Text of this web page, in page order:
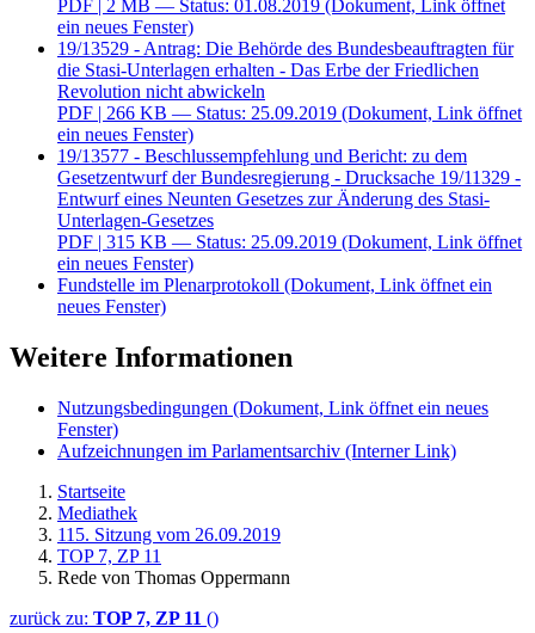
PDF | 2 MB — Status: 01.08.2019 (Dokument, Link öffnet
ein neues Fenster)
19/13529 - Antrag: Die Behörde des Bundesbeauftragten für
die Stasi-Unterlagen erhalten - Das Erbe der Friedlichen
Revolution nicht abwickeln
PDF | 266 KB — Status: 25.09.2019 (Dokument, Link öffnet
ein neues Fenster)
19/13577 - Beschlussempfehlung und Bericht: zu dem
Gesetzentwurf der Bundesregierung - Drucksache 19/11329 -
Entwurf eines Neunten Gesetzes zur Änderung des Stasi-
Unterlagen-Gesetzes
PDF | 315 KB — Status: 25.09.2019 (Dokument, Link öffnet
ein neues Fenster)
Fundstelle im Plenarprotokoll (Dokument, Link öffnet ein
neues Fenster)
Weitere Informationen
Nutzungsbedingungen (Dokument, Link öffnet ein neues
Fenster)
Aufzeichnungen im Parlamentsarchiv (Interner Link)
Startseite
Mediathek
115. Sitzung vom 26.09.2019
TOP 7, ZP 11
Rede von Thomas Oppermann
zurück zu: TOP 7, ZP 11 ()